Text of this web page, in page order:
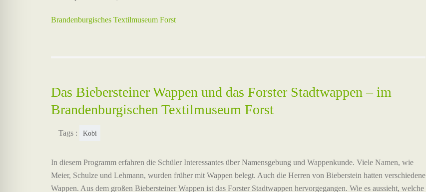
Brandenburgisches Textilmuseum Forst
Das Biebersteiner Wappen und das Forster Stadtwappen – im
Brandenburgischen Textilmuseum Forst
Tags : Kobi
In diesem Programm erfahren die Schüler Interessantes über Namensgebung und Wappenkunde. Viele Namen, wie
Meier, Schulze und Lehmann, wurden früher mit Wappen belegt. Auch die Herren von Bieberstein hatten verschiedene
Wappen. Aus dem großen Biebersteiner Wappen ist das Forster Stadtwappen hervorgegangen. Wie es aussieht, welche